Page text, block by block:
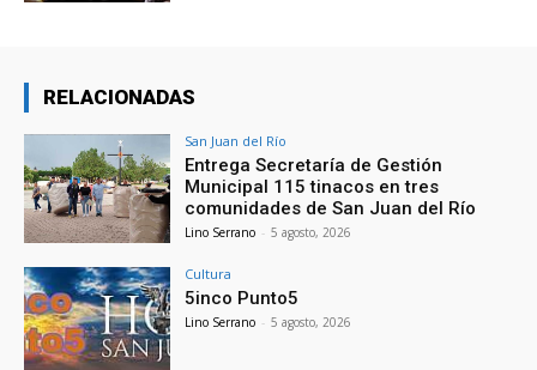
RELACIONADAS
San Juan del Río
Entrega Secretaría de Gestión
Municipal 115 tinacos en tres
comunidades de San Juan del Río
Lino Serrano - 5 agosto, 2026
Cultura
5inco Punto5
Lino Serrano - 5 agosto, 2026